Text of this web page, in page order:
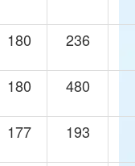
180 236
180 480
177 193